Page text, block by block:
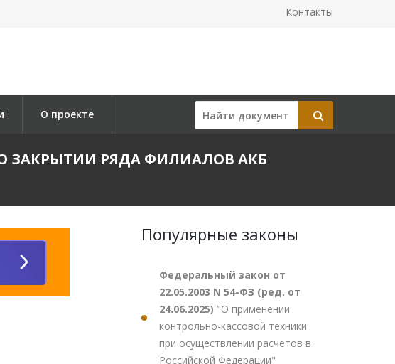
Контакты
О проекте
"О ЗАКРЫТИИ РЯДА ФИЛИАЛОВ АКБ
Популярные законы
Федеральный закон от
22.05.2003 N 54-ФЗ (ред. от
24.06.2025) "О применении
контрольно-кассовой техники
при осуществлении расчетов в
Российской Федерации"